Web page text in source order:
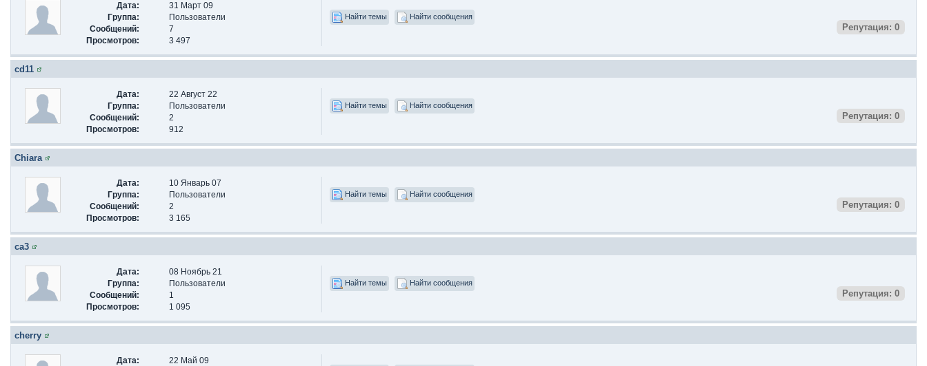
Дата:
31 Март 09
Группа:
Пользователи
Сообщений:
7
Просмотров:
3 497
Найти темы Найти сообщения
Репутация: 0
cd11
Дата:
22 Август 22
Группа:
Пользователи
Сообщений:
2
Просмотров:
912
Найти темы Найти сообщения
Репутация: 0
Chiara
Дата:
10 Январь 07
Группа:
Пользователи
Сообщений:
2
Просмотров:
3 165
Найти темы Найти сообщения
Репутация: 0
ca3
Дата:
08 Ноябрь 21
Группа:
Пользователи
Сообщений:
1
Просмотров:
1 095
Найти темы Найти сообщения
Репутация: 0
cherry
Дата:
22 Май 09